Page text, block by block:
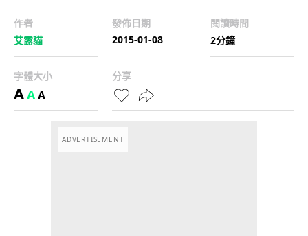
作者
艾露貓
發佈日期
2015-01-08
閱讀時間
2分鐘
字體大小
AAA
分享
ADVERTISEMENT